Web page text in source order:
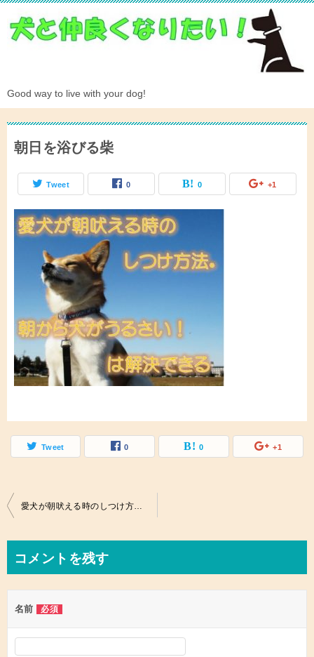
Good way to live with your dog!
朝日を浴びる柴
Tweet 0 0 +1
Tweet 0 0 +1
投
ビ
ゲ
ー
シ
愛犬が朝吠える時のしつけ方法。朝から犬がうるさい！は解決できる。
コメントを残す
名前 必須